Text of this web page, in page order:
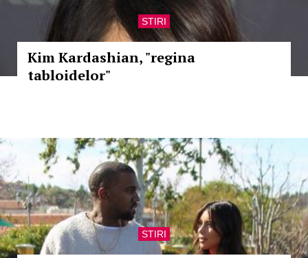
STIRI
Kim Kardashian, "regina
tabloidelor"
STIRI